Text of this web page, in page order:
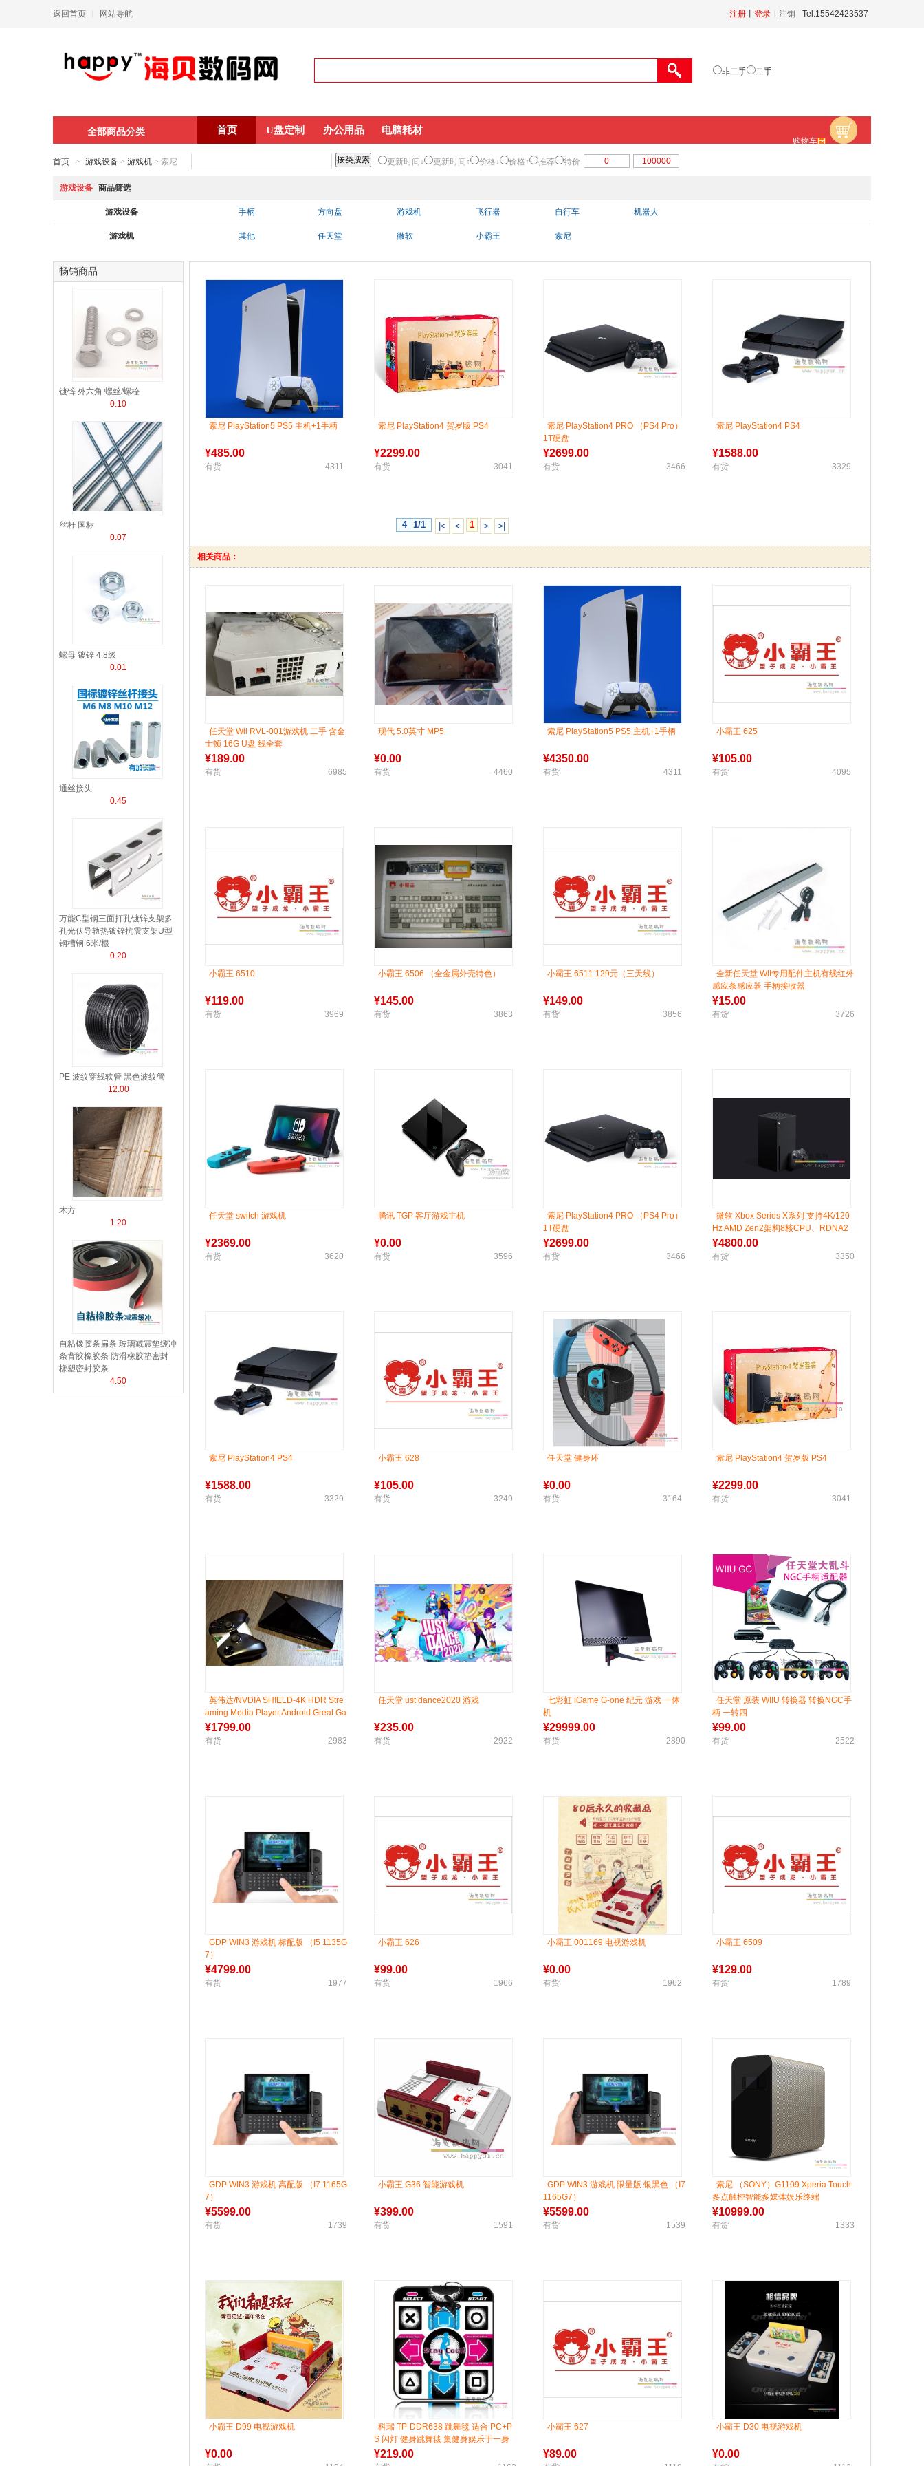
返回首页 网站导航 Tel:15542423537
注销
注册 登录
非二手 二手
全部商品分类
购物车
首页 U盘定制 办公用品 电脑耗材
首页 > 游戏设备 > 游戏机 > 索尼 更新时间↓ 更新时间↑ 价格↓ 价格↑ 推荐 特价
游戏设备 商品筛选
游戏设备 手柄 方向盘 游戏机 飞行器 自行车 机器人
游戏机 其他 任天堂 微软 小霸王 索尼
畅销商品
镀锌 外六角 螺丝/螺栓
0.10
丝杆 国标
0.07
螺母 镀锌 4.8级
0.01
通丝接头
0.45
万能C型钢三面打孔镀锌支架多
孔光伏导轨热镀锌抗震支架U型
钢槽钢 6米/根
0.20
PE 波纹穿线软管 黑色波纹管
12.00
木方
1.20
自粘橡胶条扁条 玻璃减震垫缓冲
条背胶橡胶条 防滑橡胶垫密封
橡塑密封胶条
4.50
索尼 PlayStation5 PS5 主机+1手柄
¥485.00
有货 4311
索尼 PlayStation4 贺岁版 PS4
¥2299.00
有货 3041
索尼 PlayStation4 PRO （PS4 Pro）
1T硬盘
¥2699.00
有货 3466
索尼 PlayStation4 PS4
¥1588.00
有货 3329
4 1/1 |< < 1 > >|
相关商品：
任天堂 Wii RVL-001游戏机 二手 含金
士顿 16G U盘 线全套
¥189.00
有货 6985
现代 5.0英寸 MP5
¥0.00
有货 4460
索尼 PlayStation5 PS5 主机+1手柄
¥4350.00
有货 4311
小霸王 625
¥105.00
有货 4095
小霸王 6510
¥119.00
有货 3969
小霸王 6506 （全金属外壳特色）
¥145.00
有货 3863
小霸王 6511 129元（三天线）
¥149.00
有货 3856
全新任天堂 WII专用配件主机有线红外
感应条感应器 手柄接收器
¥15.00
有货 3726
任天堂 switch 游戏机
¥2369.00
有货 3620
腾讯 TGP 客厅游戏主机
¥0.00
有货 3596
索尼 PlayStation4 PRO （PS4 Pro）
1T硬盘
¥2699.00
有货 3466
微软 Xbox Series X系列 支持4K/120
Hz AMD Zen2架构8核CPU、RDNA2
架构GPU
¥4800.00
有货 3350
索尼 PlayStation4 PS4
¥1588.00
有货 3329
小霸王 628
¥105.00
有货 3249
任天堂 健身环
¥0.00
有货 3164
索尼 PlayStation4 贺岁版 PS4
¥2299.00
有货 3041
英伟达/NVDIA SHIELD-4K HDR Stre
aming Media Player.Android.Great Ga
ming
¥1799.00
有货 2983
任天堂 ust dance2020 游戏
¥235.00
有货 2922
七彩虹 iGame G-one 纪元 游戏 一体
机
¥29999.00
有货 2890
任天堂 原装 WIIU 转换器 转换NGC手
柄 一转四
¥99.00
有货 2522
GDP WIN3 游戏机 标配版 （I5 1135G
7）
¥4799.00
有货 1977
小霸王 626
¥99.00
有货 1966
小霸王 001169 电视游戏机
¥0.00
有货 1962
小霸王 6509
¥129.00
有货 1789
GDP WIN3 游戏机 高配版 （I7 1165G
7）
¥5599.00
有货 1739
小霸王 G36 智能游戏机
¥399.00
有货 1591
GDP WIN3 游戏机 限量版 银黑色 （I7
1165G7）
¥5599.00
有货 1539
索尼 （SONY）G1109 Xperia Touch
多点触控智能多媒体娱乐终端
¥10999.00
有货 1333
小霸王 D99 电视游戏机
¥0.00
科瑞 TP-DDR638 跳舞毯 适合 PC+P
S 闪灯 健身跳舞毯 集健身娱乐于一身
¥219.00
小霸王 627
¥89.00
小霸王 D30 电视游戏机
¥0.00